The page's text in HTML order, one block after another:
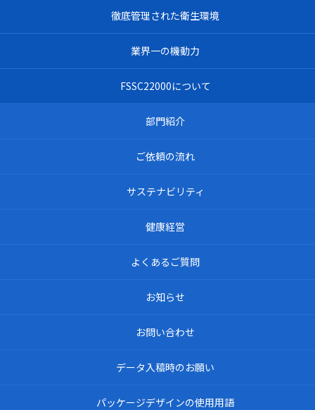
徹底管理された衛生環境
業界一の機動力
FSSC22000について
部門紹介
ご依頼の流れ
サステナビリティ
健康経営
よくあるご質問
お知らせ
お問い合わせ
データ入稿時のお願い
パッケージデザインの使用用語